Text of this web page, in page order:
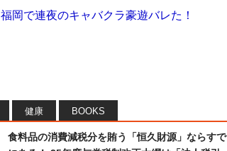
岡で連夜のキャバクラ豪遊バレた！
健康 BOOKS
食料品の消費減税分を賄う「恒久財源」ならすで